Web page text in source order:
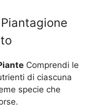
Comprendi le
di ciascuna
specie che